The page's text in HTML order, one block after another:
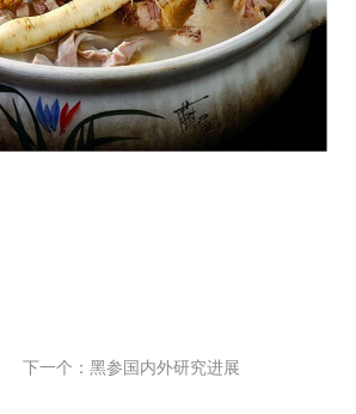
下一个：黑参国内外研究进展